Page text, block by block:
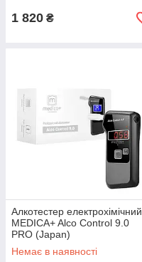
1 820 ₴
Алкотестер електрохімічний
MEDICA+ Alco Control 9.0
PRO (Japan)
Немає в наявності